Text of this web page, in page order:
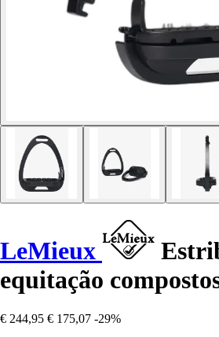
LeMieux
equitação
€ 244,95 € 175,07 -29%